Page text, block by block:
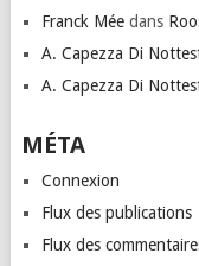
Franck Méedans
A. Capezza Di
A. Capezza Di
MÉTA
Connexion
Flux des publications
Flux des